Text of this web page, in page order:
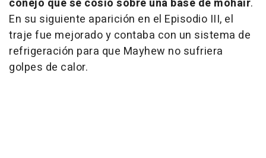
En su siguiente aparición en el Episodio III, el
traje fue mejorado y contaba con un sistema de
refrigeración para que Mayhew no sufriera
golpes de calor.